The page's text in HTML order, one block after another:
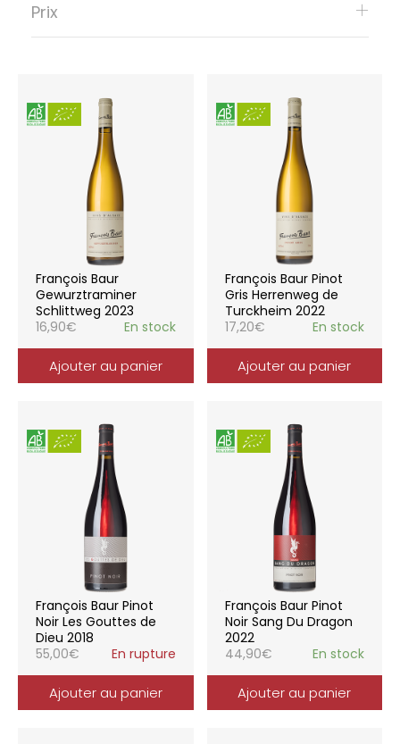
François Baur
Gewurztraminer
Schlittweg 2023
16,90€ En stock
Ajouter au panier
François Baur Pinot
Gris Herrenweg de
Turckheim 2022
17,20€ En stock
Ajouter au panier
François Baur Pinot
Noir Les Gouttes de
Dieu 2018
55,00€ En rupture
Ajouter au panier
François Baur Pinot
Noir Sang Du Dragon
2022
44,90€ En stock
Ajouter au panier
Prix